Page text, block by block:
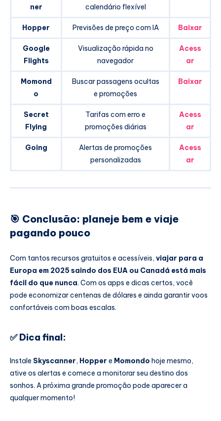
ner
calendário flexível
Hopper Previsões de preço com IA Baixar
Google
Flights
Visualização rápida no
navegador
Acess
ar
Momond
o
Buscar passagens ocultas
e promoções
Baixar
Secret
Flying
Tarifas com erro e
promoções diárias
Acess
ar
Going
Alertas de promoções
personalizadas
Acess
ar
🎯 Conclusão: planeje bem e viaje
pagando pouco
Com tantos recursos gratuitos e acessíveis, viajar para a
Europa em 2025 saindo dos EUA ou Canadá está mais
fácil do que nunca. Com os apps e dicas certos, você
pode economizar centenas de dólares e ainda garantir voos
confortáveis com boas escalas.
✅ Dica final:
Instale Skyscanner, Hopper e Momondo hoje mesmo,
ative os alertas e comece a monitorar seu destino dos
sonhos. A próxima grande promoção pode aparecer a
qualquer momento!